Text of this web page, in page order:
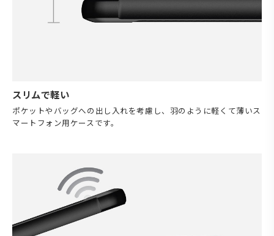
スリムで軽い
ポケットやバッグへの出し入れを考慮し、羽のように軽くて薄いス
マートフォン用ケースです。